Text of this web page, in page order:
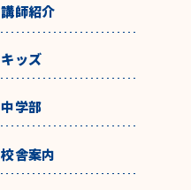
講師紹介
キッズ
中学部
校舎案内